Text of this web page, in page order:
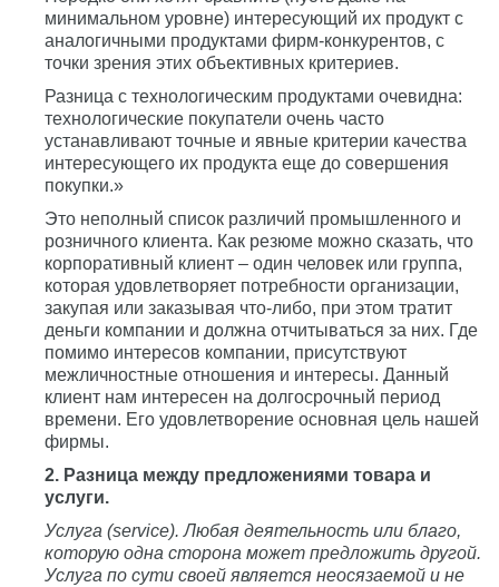
минимальном уровне) интересующий их продукт с
аналогичными продуктами фирм-конкурентов, с
точки зрения этих объективных критериев.
Разница с технологическим продуктами очевидна:
технологические покупатели очень часто
устанавливают точные и явные критерии качества
интересующего их продукта еще до совершения
покупки.»
Это неполный список различий промышленного и
розничного клиента. Как резюме можно сказать, что
корпоративный клиент – один человек или группа,
которая удовлетворяет потребности организации,
закупая или заказывая что-либо, при этом тратит
деньги компании и должна отчитываться за них. Где
помимо интересов компании, присутствуют
межличностные отношения и интересы. Данный
клиент нам интересен на долгосрочный период
времени. Его удовлетворение основная цель нашей
фирмы.
2. Разница между предложениями товара и
услуги.
Услуга (service). Любая деятельность или благо,
которую одна сторона может предложить другой.
Услуга по сути своей является неосязаемой и не